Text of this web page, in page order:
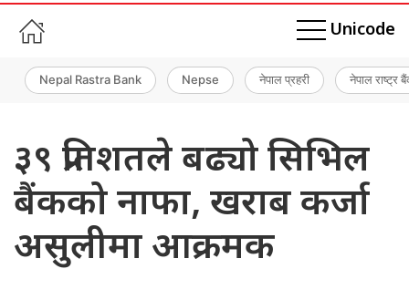
Unicode
Nepal Rastra Bank Nepse नेपाल प्रहरी नेपाल राष्ट्र
३९ प्रतिशतले बढ्यो सिभिल
बैंकको नाफा, खराब कर्जा
असुलीमा आक्रमक